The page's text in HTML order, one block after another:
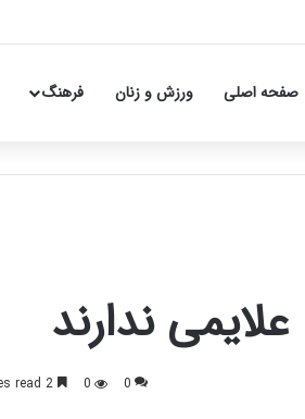
صفحه اصلی ورزش و زنان فرهنگ
ندارند
0
0